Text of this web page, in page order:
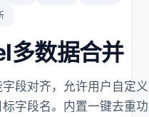
多数据合并
字段对齐，允许用户自定
字段名。内置一键去重功